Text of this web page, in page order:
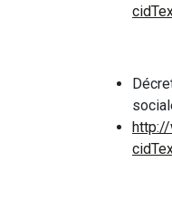
http://